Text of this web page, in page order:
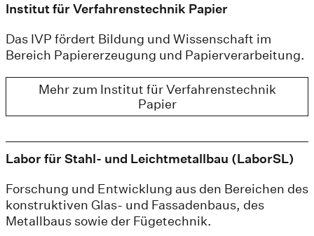
Institut für Verfahrenstechnik Papier
Das IVP fördert Bildung und Wissenschaft im
Bereich Papiererzeugung und Papierverarbeitung.
Mehr zum Institut für Verfahrenstechnik
Papier
Labor für Stahl- und Leichtmetallbau (LaborSL)
Forschung und Entwicklung aus den Bereichen des
konstruktiven Glas- und Fassadenbaus, des
Metallbaus sowie der Fügetechnik.